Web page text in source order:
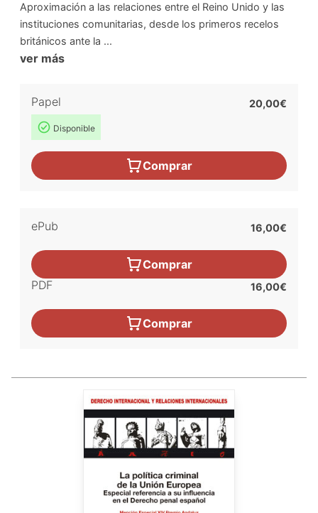
Aproximación a las relaciones entre el Reino Unido y las
instituciones comunitarias, desde los primeros recelos
británicos ante la ...
ver más
Papel
Disponible
20,00€
Comprar
ePub 16,00€
Comprar
PDF
16,00€
Comprar